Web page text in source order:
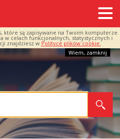
które są zapisywane na Twoim komputerze.
w celach funkcjonalnych, statystycznych i
znajdziesz w Polityce plików cookie.
Wiem, zamknij